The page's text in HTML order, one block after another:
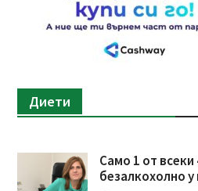
Диети
Само 1 от всеки
безалкохолно у